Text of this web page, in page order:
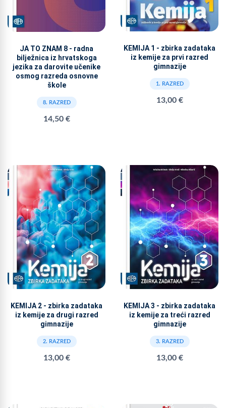
JA TO ZNAM 8 - radna
bilježnica iz hrvatskoga
jezika za darovite učenike
osmog razreda osnovne
škole
8. RAZRED
14,50 €
KEMIJA 1 - zbirka zadataka
iz kemije za prvi razred
gimnazije
1. RAZRED
13,00 €
KEMIJA 2 - zbirka zadataka
iz kemije za drugi razred
gimnazije
2. RAZRED
13,00 €
KEMIJA 3 - zbirka zadataka
iz kemije za treći razred
gimnazije
3. RAZRED
13,00 €